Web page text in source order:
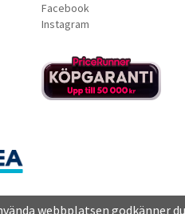
Facebook
Instagram
webbplatsen godkänner